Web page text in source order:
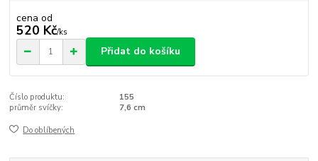
cena od
520 Kč/ks
Přidat do košíku
Číslo produktu:
155
průměr svíčky:
7,6 cm
Do oblíbených